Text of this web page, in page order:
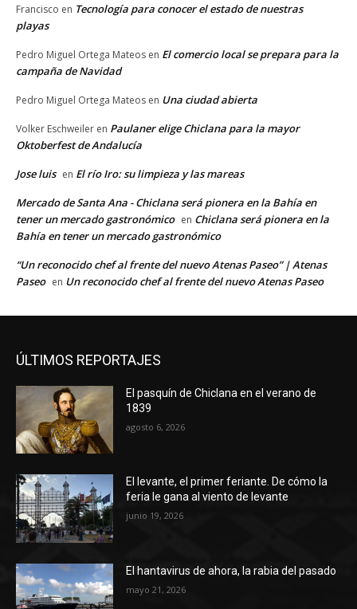
Francisco en Tecnología para conocer el estado de nuestras
playas
Pedro Miguel Ortega Mateos en El comercio local se prepara para la
campaña de Navidad
Pedro Miguel Ortega Mateos en Una ciudad abierta
Volker Eschweiler en Paulaner elige Chiclana para la mayor
Oktoberfest de Andalucía
Jose luis en El río Iro: su limpieza y las mareas
Mercado de Santa Ana - Chiclana será pionera en la Bahía en
tener un mercado gastronómico en Chiclana será pionera en la
Bahía en tener un mercado gastronómico
“Un reconocido chef al frente del nuevo Atenas Paseo” | Atenas
Paseo en Un reconocido chef al frente del nuevo Atenas Paseo
ÚLTIMOS REPORTAJES
El pasquín de Chiclana en el verano de
1839
agosto 6, 2026
El levante, el primer feriante. De cómo la
feria le gana al viento de levante
junio 19, 2026
El hantavirus de ahora, la rabia del pasado
mayo 21, 2026